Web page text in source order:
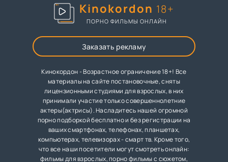
Kinokordon 18+
ПОРНО ФИЛЬМЫ ОНЛАЙН
Заказать рекламу
Кинокордон - Возрастное ограничение 18+! Все
материалы на сайте постановочные, сняты
лицензионными студиями для взрослых, в них
принимали участие только совершеннолетние
актеры(актрисы). Насладитесь нашей огромной
порно подборкой бесплатно и без регистрации на
ваших смартфонах, телефонах, планшетах,
компьютерах, телевизорах - смарт тв. Кроме того,
что все наши посетители могут смотреть онлайн:
фильмы для взрослых, порно фильмы с сюжетом,